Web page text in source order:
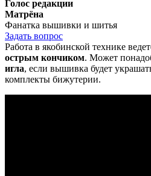
Голос редакции
Матрёна
Фанатка вышивки и шитья
Задать вопрос
Работа в якобинской технике
острым кончиком. Может
игла, если вышивка будет
комплекты бижутерии.